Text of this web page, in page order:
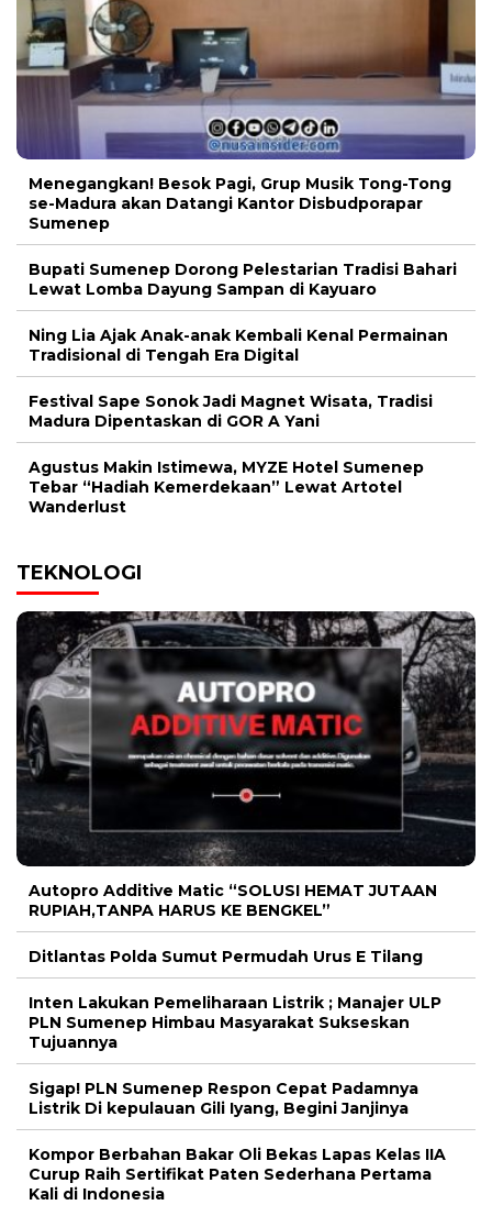
Menegangkan! Besok Pagi, Grup Musik Tong-Tong
se-Madura akan Datangi Kantor Disbudporapar
Sumenep
Bupati Sumenep Dorong Pelestarian Tradisi Bahari
Lewat Lomba Dayung Sampan di Kayuaro
Ning Lia Ajak Anak-anak Kembali Kenal Permainan
Tradisional di Tengah Era Digital
Festival Sape Sonok Jadi Magnet Wisata, Tradisi
Madura Dipentaskan di GOR A Yani
Agustus Makin Istimewa, MYZE Hotel Sumenep
Tebar “Hadiah Kemerdekaan” Lewat Artotel
Wanderlust
TEKNOLOGI
Autopro Additive Matic “SOLUSI HEMAT JUTAAN
RUPIAH,TANPA HARUS KE BENGKEL”
Ditlantas Polda Sumut Permudah Urus E Tilang
Inten Lakukan Pemeliharaan Listrik ; Manajer ULP
PLN Sumenep Himbau Masyarakat Sukseskan
Tujuannya
Sigap! PLN Sumenep Respon Cepat Padamnya
Listrik Di kepulauan Gili Iyang, Begini Janjinya
Kompor Berbahan Bakar Oli Bekas Lapas Kelas IIA
Curup Raih Sertifikat Paten Sederhana Pertama
Kali di Indonesia